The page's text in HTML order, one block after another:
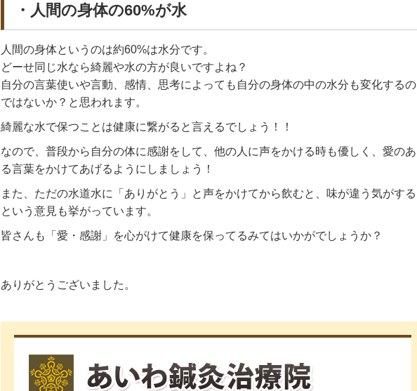
・人間の身体の60%が水
人間の身体というのは約60%は水分です。
どーせ同じ水なら綺麗や水の方が良いですよね？
自分の言葉使いや言動、感情、思考によっても自分の身体の中の水分も変化するの
ではないか？と思われます。
綺麗な水で保つことは健康に繋がると言えるでしょう！！
なので、普段から自分の体に感謝をして、他の人に声をかける時も優しく、愛のあ
る言葉をかけてあげるようにしましょう！
また、ただの水道水に「ありがとう」と声をかけてから飲むと、味が違う気がする
という意見も挙がっています。
皆さんも「愛・感謝」を心がけて健康を保ってるみてはいかがでしょうか？
ありがとうございました。